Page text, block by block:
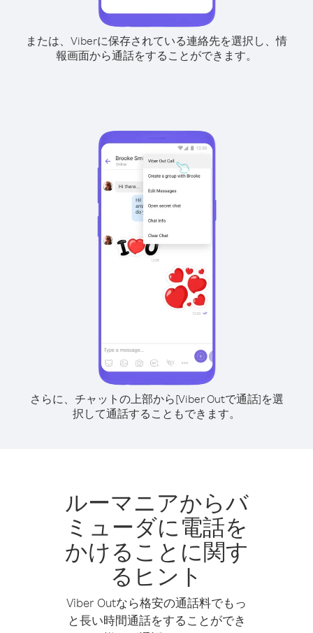
または、Viberに保存されている連絡先を選択し、情
報画面から通話をすることができます。
さらに、チャットの上部から[Viber Outで通話]を選
択して通話することもできます。
ルーマニアからバ
ミューダに電話を
かけることに関す
るヒント
Viber Outなら格安の通話料でもっ
と長い時間通話をすることができ